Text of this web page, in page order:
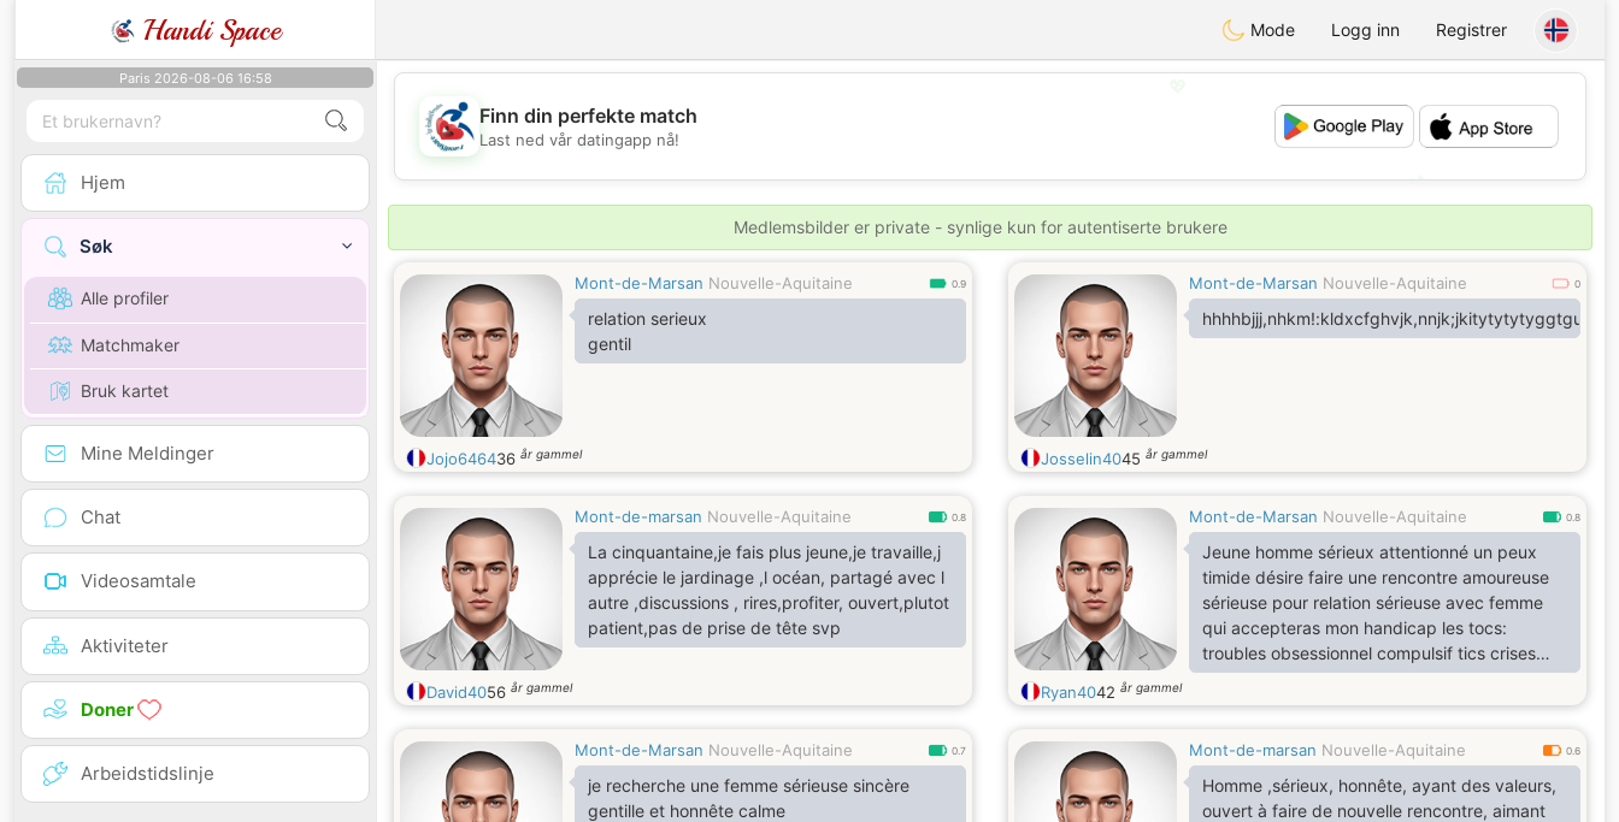
Handi Space Mode Logg inn Registrer
Paris 2026-08-06 16:58
Hjem
Søk
Alle profiler
Matchmaker
Bruk kartet
Mine Meldinger
Chat
Videosamtale
Aktiviteter
Doner
Arbeidstidslinje
💖
💕
Finn din perfekte match
Last ned vår datingapp nå!
Medlemsbilder er private - synlige kun for autentiserte brukere
Mont-de-Marsan Nouvelle-Aquitaine 0.9
relation serieux
gentil
Jojo646436 år gammel
Mont-de-Marsan Nouvelle-Aquitaine 0
Josselin4045 år gammel
Mont-de-marsan Nouvelle-Aquitaine 0.8
La cinquantaine,je fais plus jeune,je travaille,j
apprécie le jardinage ,l océan, partagé avec l
autre ,discussions , rires,profiter, ouvert,plutot
patient,pas de prise de tête svp
David4056 år gammel
Mont-de-Marsan Nouvelle-Aquitaine 0.8
Jeune homme sérieux attentionné un peux
timide désire faire une rencontre amoureuse
sérieuse pour relation sérieuse avec femme
qui accepteras mon handicap les tocs:
troubles obsessionnel compulsif tics crises
d'angoisse...
Ryan4042 år gammel
Mont-de-Marsan Nouvelle-Aquitaine 0.7
je recherche une femme sérieuse sincère
gentille et honnête calme
Mont-de-marsan Nouvelle-Aquitaine 0.6
Homme ,sérieux, honnête, ayant des valeurs,
ouvert à faire de nouvelle rencontre, aimant